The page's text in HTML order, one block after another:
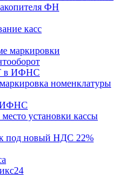
ФН
касс
маркировки
в ИФНС
номенклатуры
ИФНС
установки кассы
под новый НДС 22%